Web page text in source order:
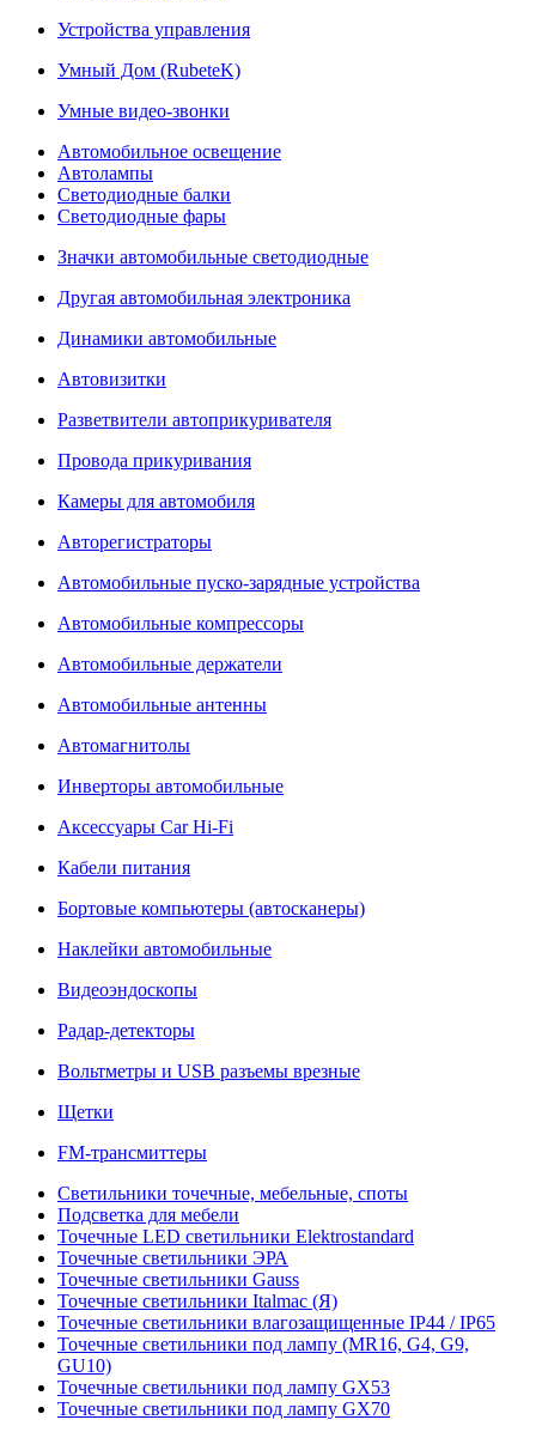
Устройства управления
Умный Дом (RubeteK)
Умные видео-звонки
Автомобильное освещение
Автолампы
Светодиодные балки
Светодиодные фары
Значки автомобильные светодиодные
Другая автомобильная электроника
Динамики автомобильные
Автовизитки
Разветвители автоприкуривателя
Провода прикуривания
Камеры для автомобиля
Авторегистраторы
Автомобильные пуско-зарядные устройства
Автомобильные компрессоры
Автомобильные держатели
Автомобильные антенны
Автомагнитолы
Инверторы автомобильные
Аксессуары Car Hi-Fi
Кабели питания
Бортовые компьютеры (автосканеры)
Наклейки автомобильные
Видеоэндоскопы
Радар-детекторы
Вольтметры и USB разъемы врезные
Щетки
FM-трансмиттеры
Светильники точечные, мебельные, споты
Подсветка для мебели
Точечные LED светильники Elektrostandard
Точечные светильники ЭРА
Точечные светильники Gauss
Точечные светильники Italmac (Я)
Точечные светильники влагозащищенные IP44 / IP65
Точечные светильники под лампу (MR16, G4, G9,
GU10)
Точечные светильники под лампу GX53
Точечные светильники под лампу GX70